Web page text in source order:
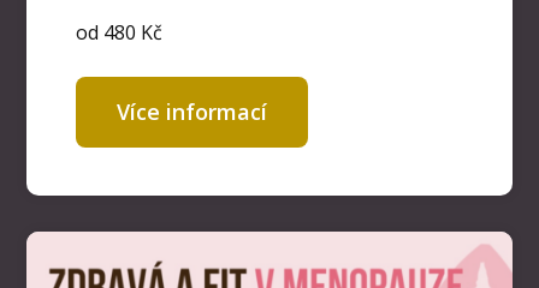
od 480 Kč
Více informací